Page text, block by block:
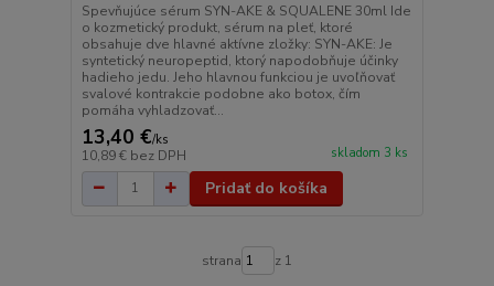
Spevňujúce sérum SYN-AKE & SQUALENE 30ml Ide
o kozmetický produkt, sérum na pleť, ktoré
obsahuje dve hlavné aktívne zložky: SYN-AKE: Je
syntetický neuropeptid, ktorý napodobňuje účinky
hadieho jedu. Jeho hlavnou funkciou je uvoľňovať
svalové kontrakcie podobne ako botox, čím
pomáha vyhladzovať...
13,40 €/ks
10,89 € bez DPH skladom 3 ks
Pridať do košíka
strana z 1